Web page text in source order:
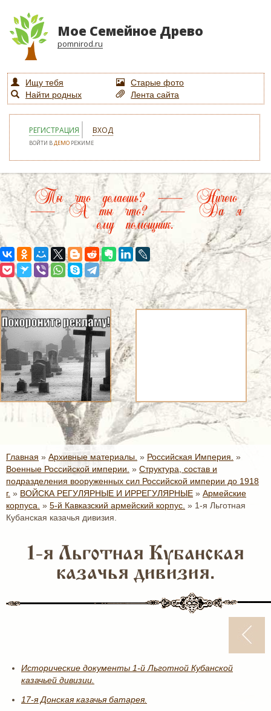
Мое Семейное Древо
pomnirod.ru
Ищу тебя
Старые фото
Найти родных
Лента сайта
РЕГИСТРАЦИЯ ВХОД
ВОЙТИ ВДЕМО РЕЖИМЕ
Ты что делаешь? — Ничего
— А ты что? — Да я
ему помощник.
Главная » Архивные материалы. » Российская Империя. »
Военные Российской империи. » Структура, состав и
подразделения вооруженных сил Российской империи до 1918
г. » ВОЙСКА РЕГУЛЯРНЫЕ И ИРРЕГУЛЯРНЫЕ » Армейские
корпуса. » 5-й Кавказский армейский корпус. » 1-я Льготная
Кубанская казачья дивизия.
1-я Льготная Кубанская
казачья дивизия.
Исторические документы 1-й Льготной Кубанской
казачьей дивизии.
17-я Донская казачья батарея.